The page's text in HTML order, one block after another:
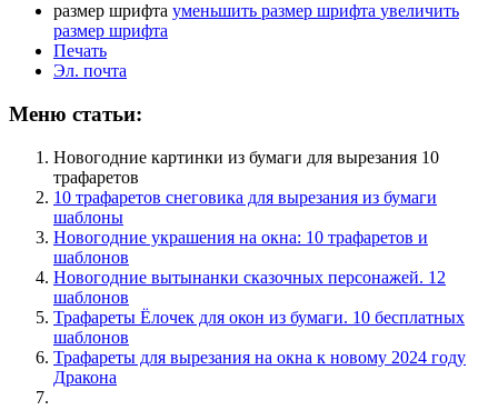
размер шрифта уменьшить размер шрифта увеличить
размер шрифта
Печать
Эл. почта
Меню статьи:
Новогодние картинки из бумаги для вырезания 10
трафаретов
10 трафаретов снеговика для вырезания из бумаги
шаблоны
Новогодние украшения на окна: 10 трафаретов и
шаблонов
Новогодние вытынанки сказочных персонажей. 12
шаблонов
Трафареты Ёлочек для окон из бумаги. 10 бесплатных
шаблонов
Трафареты для вырезания на окна к новому 2024 году
Дракона